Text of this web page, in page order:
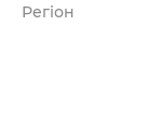
Регіон